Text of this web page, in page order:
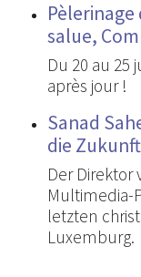
Pèlerinage
salue,
Du 20 au 25
après jour !
Sanad
die
Der Direktor
Multimedia-
letzten
Luxemburg.